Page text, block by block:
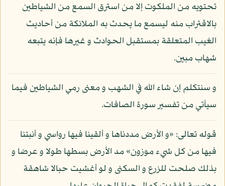
تحتويه من الملكوت إلا من استرق السمع من الشياطين
بالاقتراب منه ليسمع ما يحدث به الملائكة من أحاديث
الغيب المتعلقة بمستقبل الحوادث و غيرها فإنه يتبعه
شهاب مبين.
و سنتكلم إن شاء الله في الشهب و معنى رمي الشياطين فيما
سيأتي من تفسير سورة الصافات.
قوله تعالى: «و الأرض مددناها و ألقينا فيها رواسي و أنبتنا
فيها من كل شيء موزون» مد الأرض بسطها طولا و عرضا و
بذلك صلحت للزرع و السكنى و لو أغشيت حبالا شاهقة